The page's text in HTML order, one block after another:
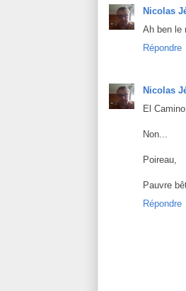
Nicolas
Ah ben le
Répondre
Nicolas
El Camino,
Non...
Poireau,
Pauvre
Répondre